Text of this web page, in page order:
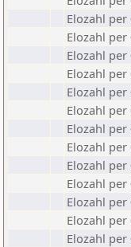
Elozahl per
Elozahl per
Elozahl per
Elozahl per
Elozahl per
Elozahl per
Elozahl per
Elozahl per
Elozahl per
Elozahl per
Elozahl per
Elozahl per
Elozahl per